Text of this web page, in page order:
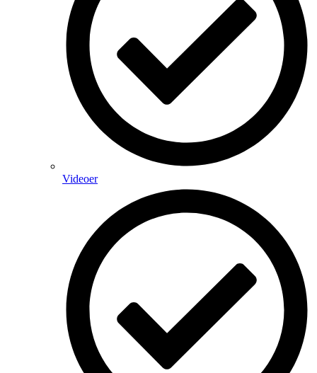
Videoer